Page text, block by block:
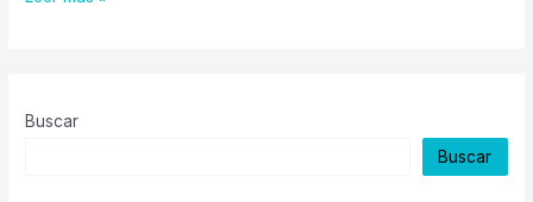
Buscar
Buscar